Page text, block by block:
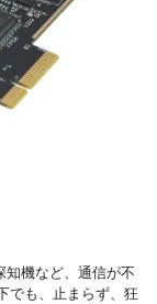
知機など、通信が不
でも、止まらず、狂